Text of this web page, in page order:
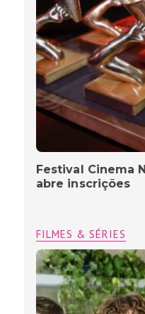
Festival Cinema
abre inscrições
FILMES & SÉRIES